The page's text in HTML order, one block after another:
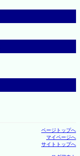
ページトップへ
マイページへ
サイトトップへ